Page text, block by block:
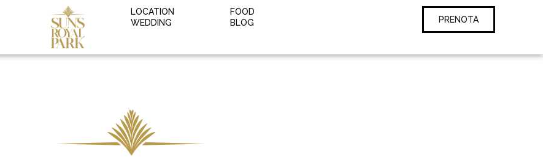
LOCATION
WEDDING
FOOD
BLOG
PRENOTA